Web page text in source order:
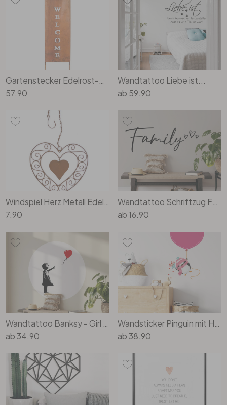
57.90
Wandtattoo Liebe ist...
ab 59.90
7.90
ab16.90
ab34.90
ab38.90